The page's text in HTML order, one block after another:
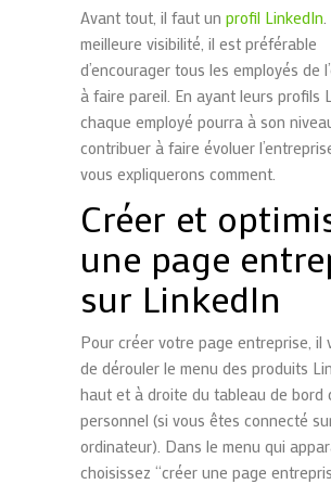
Avant tout, il faut un profil LinkedIn.
meilleure visibilité, il est préférable
d’encourager tous les employés de
à faire pareil. En ayant leurs profils
chaque employé pourra à son
contribuer à faire évoluer
vous expliquerons comment.
Créer et
une page
sur LinkedIn
Pour créer votre page entreprise, il
de dérouler le menu des produits
haut et à droite du tableau de bord
personnel (si vous êtes connecté
ordinateur). Dans le menu qui
choisissez “créer une page